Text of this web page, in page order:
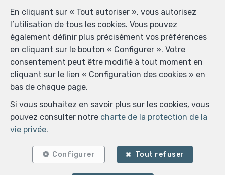
En cliquant sur « Tout autoriser », vous autorisez
l’utilisation de tous les cookies. Vous pouvez
également définir plus précisément vos préférences
en cliquant sur le bouton « Configurer ». Votre
consentement peut être modifié à tout moment en
cliquant sur le lien « Configuration des cookies » en
bas de chaque page.
Si vous souhaitez en savoir plus sur les cookies, vous
pouvez consulter notre charte de la protection de la
vie privée.
Configurer Tout refuser
Numéro d'entreprise (BCE): 0776610506
TVA : BE 0776610506
RPM: Tribunal de l'entreprise de Liège division Dinant
rue Arthur Defoin 215B à 5500 Dinant (Belgique)
Autorité de surveillance: SPF Economie, Boulevard du
Roi Albert II, 16 à Bruxelles en Belgique.
Compte-tiers BNP Paribas Fortis : BE81 0018 7853 3524
Conditions générales d'utilisation du site
Configuration des cookies